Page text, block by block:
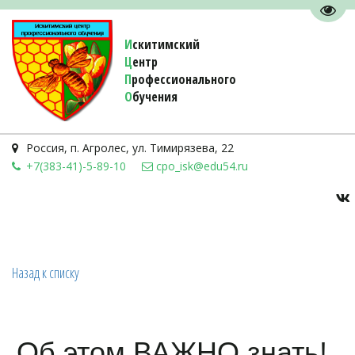
Искитимский
Центр
Профессионального
Обучения
Россия, п. Агролес, ул. Тимирязева, 22
+7(383-41)-5-89-10
cpo_isk@edu54.ru
Назад к списку